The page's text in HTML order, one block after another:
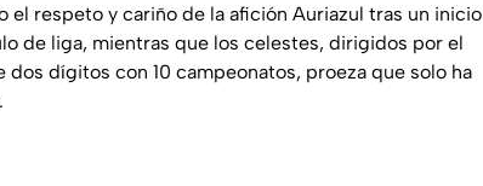
el respeto y cariño de la afición Auriazul tras un inicio
de liga, mientras que los celestes, dirigidos por el
dígitos con 10 campeonatos, proeza que solo ha